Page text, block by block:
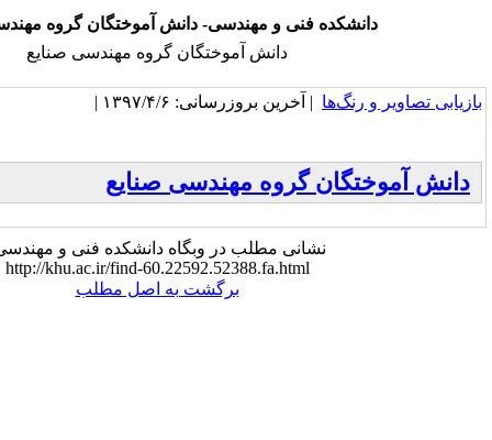
فنی و مهندسی- دانش آموختگان گروه مهندسی صنایع
دانش آموختگان گروه مهندسی صنایع
آخرین بروزرسانی: ۱۳۹۷/۴/۶ |
گروه مهندسی صنایع
مطلب در وبگاه دانشکده فنی و مهندسی:
http://khu.ac.ir/find-60.22592.52388.fa.html